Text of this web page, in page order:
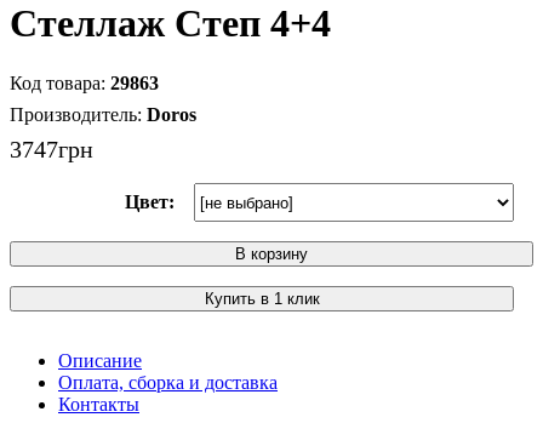
Стеллаж Степ 4+4
29863
Doros
3747грн
Цвет:
В корзину
Купить в 1 клик
Описание
Оплата, сборка и доставка
Контакты